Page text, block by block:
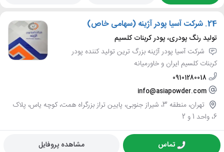
24. شرکت آسیا پودر آژینه (سهامی خاص)
تولید رنگ پودری، پودر کربنات کلسیم
شرکت آسیا پودر آژینه بزرگ ترین تولید کننده پودر
کربنات کلسیم ایران و خاورمیانه
09101280018
info@asiapowder.com
تهران، منطقه 3، شیراز جنوبی، پایین تراز بزرگراه همت، کوچه یاس، پلاک
6، واحد 1 و 2
تماس مشاهده پروفایل